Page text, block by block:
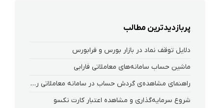
پربازدیدترین مطالب
دلایل توقف نماد در بازار بورس و فرابورس
ماشین حساب سامانه‌های معاملاتی فارابی
راهنمای مشاهده‌ی گردش حساب در سامانه معاملاتی ریواس
شروع سرمایه‌گذاری و مشاهده اعتبار کارت نکسو